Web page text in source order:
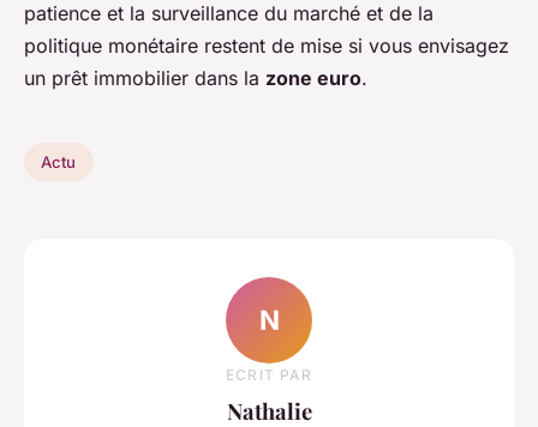
patience et la surveillance du marché et de la
politique monétaire restent de mise si vous envisagez
un prêt immobilier dans la zone euro.
Actu
N
ECRIT PAR
Nathalie